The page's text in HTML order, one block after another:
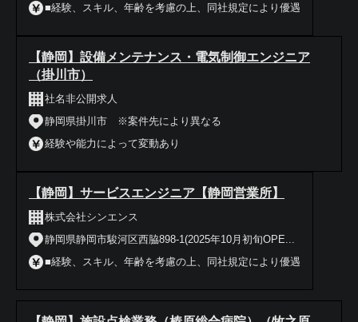
■経験、スキル、年齢を考慮の上、同社規定により優遇
【静岡】設備メンテナンス・電気制御エンジニア
（掛川市）
社名非公開求人
静岡県掛川市 ※案件先により異なる
経験や能力によって変動あり
【静岡】サービスエンジニア【静岡営業所】
株式会社シンエンス
静岡県静岡市駿河区西脇898-1(2025年10月初旬OPE...
■経験、スキル、年齢を考慮の上、同社規定により優遇